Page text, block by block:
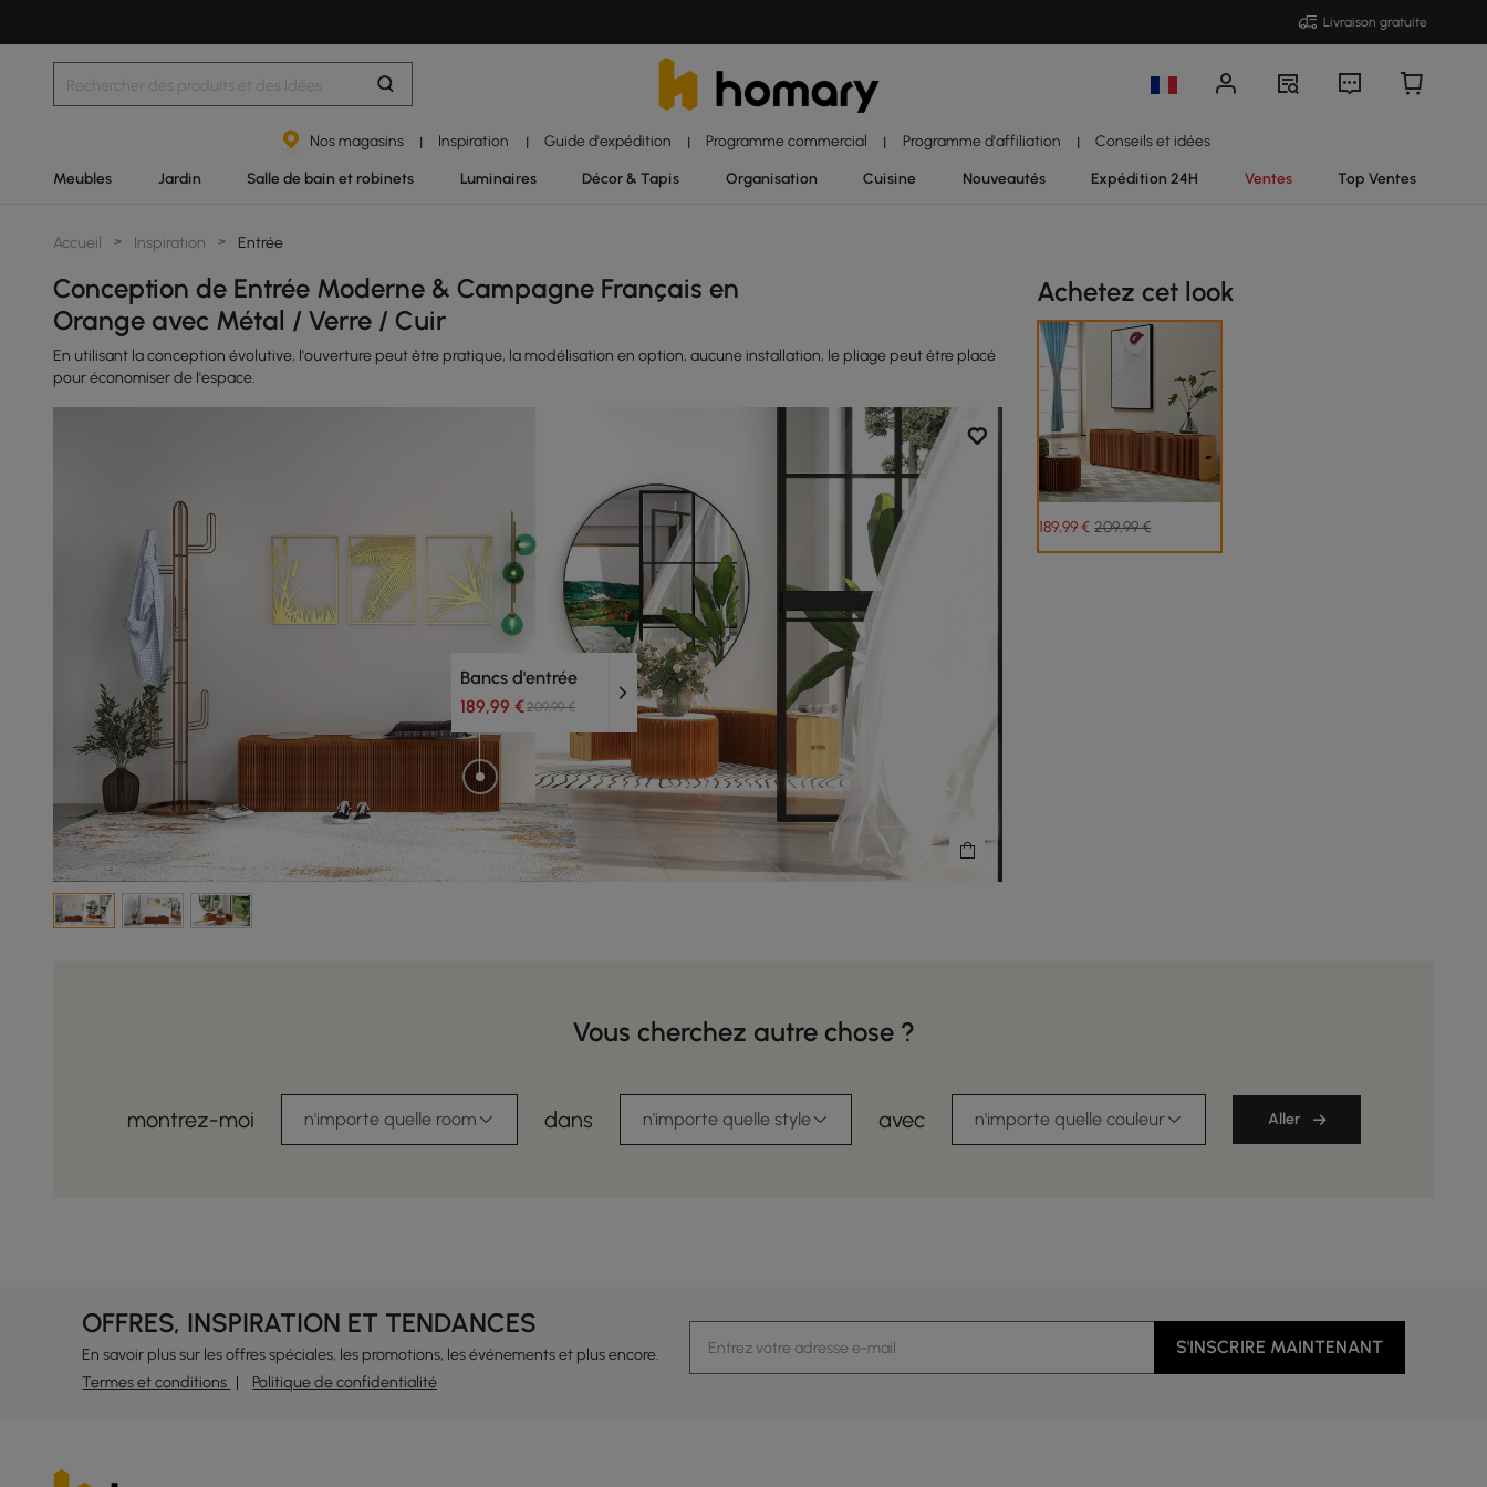
Livraison gratuite
Nos magasins | Inspiration | Guide d'expédition | Programme commercial | Programme d'affiliation | Conseils et idées
Meubles Jardin Salle de bain et robinets Luminaires Décor & Tapis Organisation Cuisine Nouveautés Expédition 24H Ventes Top Ventes
Accueil > Inspiration > Entrée
Conception de Entrée Moderne & Campagne Français en
Orange avec Métal / Verre / Cuir
En utilisant la conception évolutive, l'ouverture peut être pratique, la modélisation en option, aucune installation, le pliage peut être placé
pour économiser de l'espace.
Bancs d'entrée
189,99 €209,99 €
Achetez cet look
189,99€ 209,99 €
Vous cherchez autre chose ?
montrez-moi n'importe quelle room dans n'importe quelle style avec n'importe quelle couleur Aller
OFFRES, INSPIRATION ET TENDANCES
En savoir plus sur les offres spéciales, les promotions, les événements et plus encore.
Termes et conditions
Politique de confidentialité
S'INSCRIRE MAINTENANT